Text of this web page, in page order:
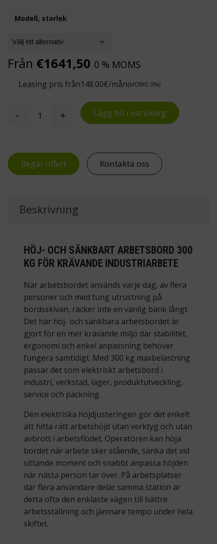
Modell, storlek
Från €1641,50 0 % MOMS
Leasing pris från148.00€/mån(MOMS 0%)
Höj- och sänkbart arbetsbord 300 kg för
- + Lägg till i varukorg
Begär offert Kontakta oss
Beskrivning
HÖJ- OCH SÄNKBART ARBETSBORD 300
KG FÖR KRÄVANDE INDUSTRIARBETE
När arbetsbordet används varje dag, av flera
personer och med tung utrustning på
bordsskivan, räcker inte en vanlig bänk långt.
Det här höj- och sänkbara arbetsbordet är
gjort för en mer krävande miljö där stabilitet,
ergonomi och enkel anpassning behöver
fungera samtidigt. Med 300 kg maxbelastning
passar det som elektriskt arbetsbord i
industri, verkstad, lager, produktutveckling,
service och packning.
Den elektriska höjdjusteringen gör det enkelt
att hitta rätt arbetshöjd utan verktyg och utan
avbrott i arbetsflödet. Operatören kan höja
bordet när arbete sker stående, sänka det vid
sittande moment och snabbt anpassa höjden
när nästa person tar över. På arbetsplatser
där flera användare delar samma station är
detta ofta den enklaste vägen till bättre
arbetsställning och jämnare tempo under hela
skiftet.